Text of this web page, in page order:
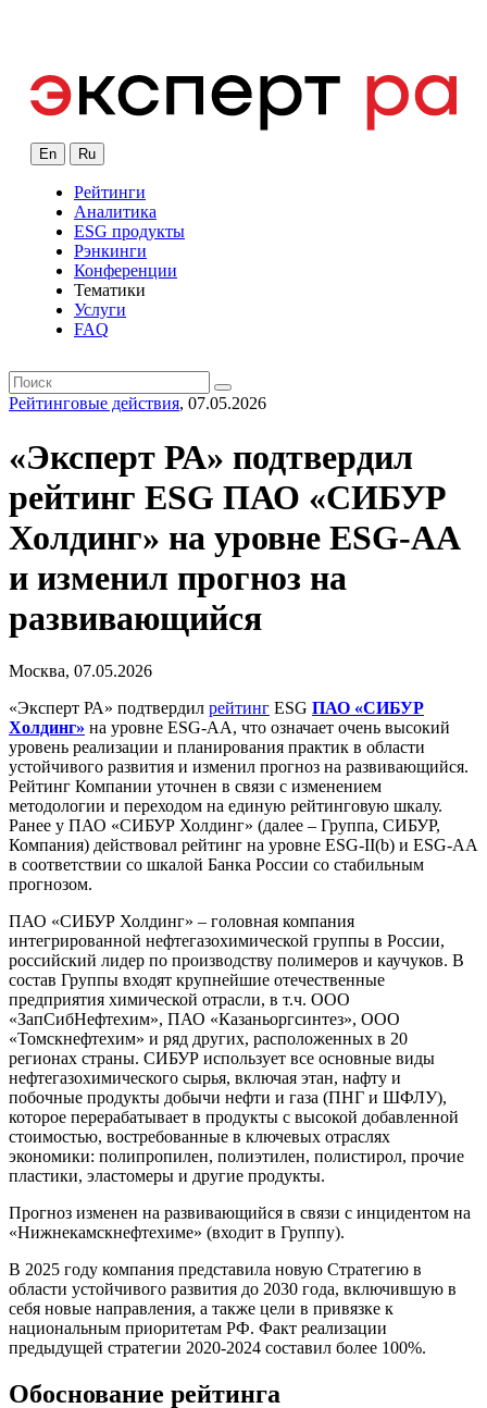
En Ru
Рейтинги
Аналитика
ESG продукты
Рэнкинги
Конференции
Тематики
Услуги
FAQ
Рейтинговые действия, 07.05.2026
«Эксперт РА» подтвердил
рейтинг ESG ПАО «СИБУР
Холдинг» на уровне ESG-AА
и изменил прогноз на
развивающийся
Москва, 07.05.2026
«Эксперт РА» подтвердил рейтинг ESG ПАО «СИБУР
Холдинг» на уровне ESG-AА, что означает очень высокий
уровень реализации и планирования практик в области
устойчивого развития и изменил прогноз на развивающийся.
Рейтинг Компании уточнен в связи с изменением
методологии и переходом на единую рейтинговую шкалу.
Ранее у ПАО «СИБУР Холдинг» (далее – Группа, СИБУР,
Компания) действовал рейтинг на уровне ESG-II(b) и ESG-АА
в соответствии со шкалой Банка России со стабильным
прогнозом.
ПАО «СИБУР Холдинг» – головная компания
интегрированной нефтегазохимической группы в России,
российский лидер по производству полимеров и каучуков. В
состав Группы входят крупнейшие отечественные
предприятия химической отрасли, в т.ч. ООО
«ЗапСибНефтехим», ПАО «Казаньоргсинтез», ООО
«Томскнефтехим» и ряд других, расположенных в 20
регионах страны. СИБУР использует все основные виды
нефтегазохимического сырья, включая этан, нафту и
побочные продукты добычи нефти и газа (ПНГ и ШФЛУ),
которое перерабатывает в продукты с высокой добавленной
стоимостью, востребованные в ключевых отраслях
экономики: полипропилен, полиэтилен, полистирол, прочие
пластики, эластомеры и другие продукты.
Прогноз изменен на развивающийся в связи с инцидентом на
«Нижнекамскнефтехиме» (входит в Группу).
В 2025 году компания представила новую Стратегию в
области устойчивого развития до 2030 года, включившую в
себя новые направления, а также цели в привязке к
национальным приоритетам РФ. Факт реализации
предыдущей стратегии 2020-2024 составил более 100%.
Обоснование рейтинга